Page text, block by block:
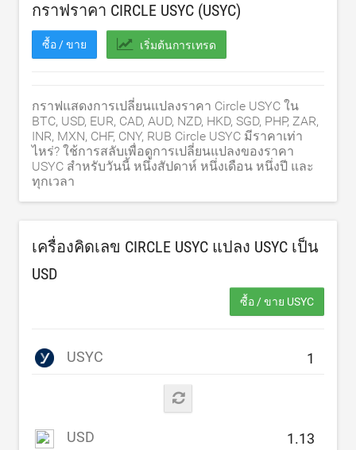
กราฟราคา CIRCLE USYC (USYC)
ซื้อ / ขาย เริ่มต้นการเทรด
กราฟแสดงการเปลี่ยนแปลงราคา Circle USYC ใน
BTC, USD, EUR, CAD, AUD, NZD, HKD, SGD, PHP, ZAR,
INR, MXN, CHF, CNY, RUB Circle USYC มีราคาเท่า
ไหร่? ใช้การสลับเพื่อดูการเปลี่ยนแปลงของราคา
USYC สำหรับวันนี้ หนึ่งสัปดาห์ หนึ่งเดือน หนึ่งปี และ
ทุกเวลา
เครื่องคิดเลข CIRCLE USYC แปลง USYC เป็น
USD
ซื้อ / ขาย USYC
USYC
USD